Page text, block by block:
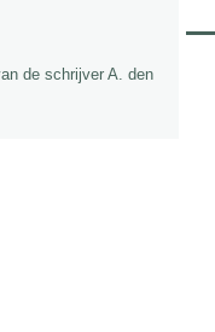
de schrijver A. den